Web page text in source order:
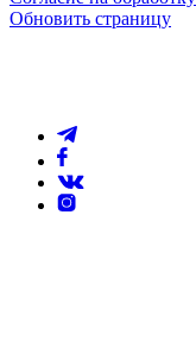
Обновить страницу